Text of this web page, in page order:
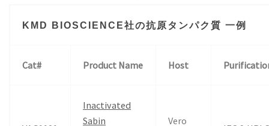
KMD BIOSCIENCE社の抗原タンパク質 一例
Cat# Product Name Host
Inactivated
Sabin
Vero